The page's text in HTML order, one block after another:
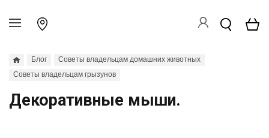
Блог
Советы владельцам домашних животных
Советы владельцам грызунов
Декоративные мыши.